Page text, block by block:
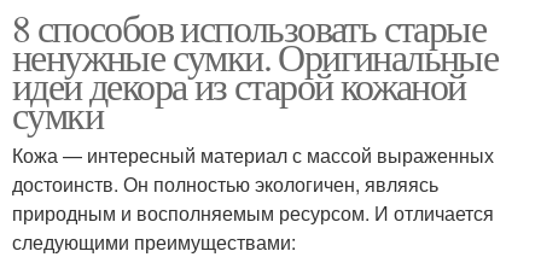
8 способов использовать старые
ненужные сумки. Оригинальные
идеи декора из старой кожаной
сумки
Кожа — интересный материал с массой выраженных
достоинств. Он полностью экологичен, являясь
природным и восполняемым ресурсом. И отличается
следующими преимуществами: